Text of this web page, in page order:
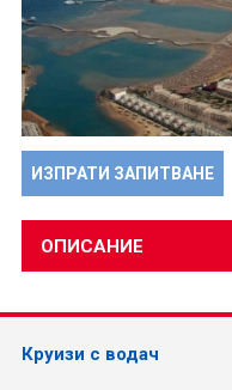
ИЗПРАТИ ЗАПИТВАНЕ
ОПИСАНИЕ
Круизи с водач